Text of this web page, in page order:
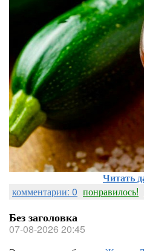
Читать
комментарии: 0 понравилось!
Без заголовка
07-08-2026 20:45